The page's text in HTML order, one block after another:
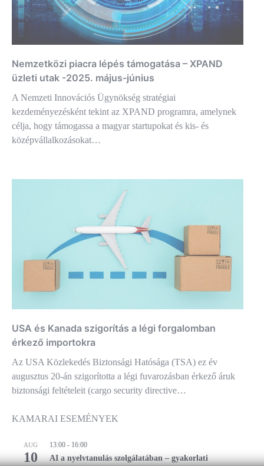
Nemzetközi piacra lépés támogatása – XPAND
üzleti utak -2025. május-június
A Nemzeti Innovációs Ügynökség stratégiai
kezdeményezésként tekint az XPAND programra, amelynek
célja, hogy támogassa a magyar startupokat és kis- és
középvállalkozásokat…
USA és Kanada szigorítás a légi forgalomban
érkező importokra
Az USA Közlekedés Biztonsági Hatósága (TSA) ez év
augusztus 20-án szigorította a légi fuvarozásban érkező áruk
biztonsági feltételeit (cargo security directive…
KAMARAI ESEMÉNYEK
AUG
10
13:00 - 16:00
AI a nyelvtanulás szolgálatában – gyakorlati